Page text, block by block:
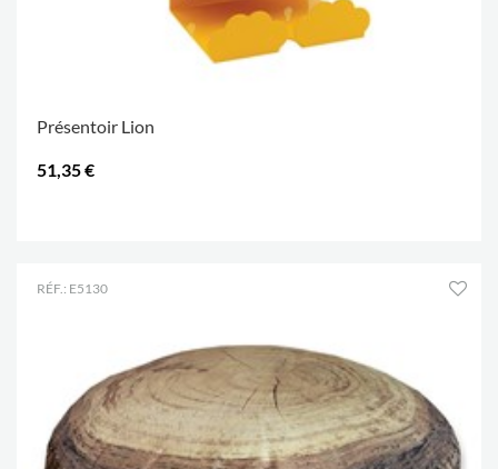
Présentoir Lion
51,35 €
RÉF.: E5130